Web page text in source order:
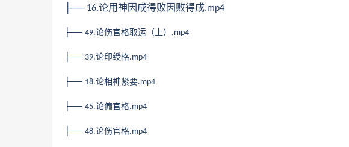
├── 16.论用神因成得败因败得成.mp4
├── 49.论伤官格取运（上） .mp4
├── 39.论印绶格.mp4
├── 18.论相神紧要.mp4
├── 45.论偏官格.mp4
├── 48.论伤官格.mp4